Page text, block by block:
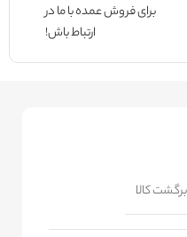
برای فروش عمده با ما در
ارتباط باش!